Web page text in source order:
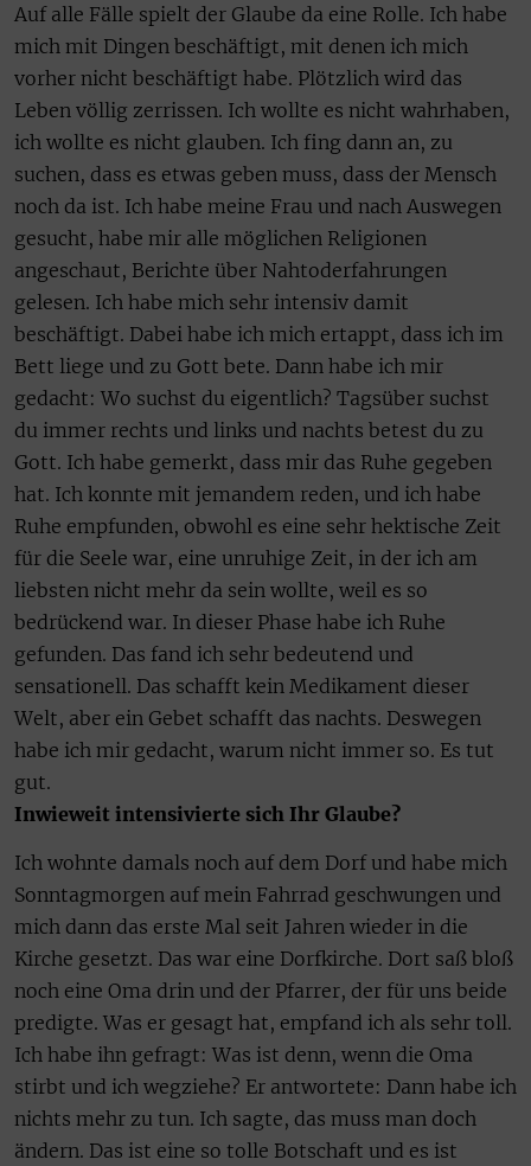
Auf alle Fälle spielt der Glaube da eine Rolle. Ich habe
mich mit Dingen beschäftigt, mit denen ich mich
vorher nicht beschäftigt habe. Plötzlich wird das
Leben völlig zerrissen. Ich wollte es nicht wahrhaben,
ich wollte es nicht glauben. Ich fing dann an, zu
suchen, dass es etwas geben muss, dass der Mensch
noch da ist. Ich habe meine Frau und nach Auswegen
gesucht, habe mir alle möglichen Religionen
angeschaut, Berichte über Nahtoderfahrungen
gelesen. Ich habe mich sehr intensiv damit
beschäftigt. Dabei habe ich mich ertappt, dass ich im
Bett liege und zu Gott bete. Dann habe ich mir
gedacht: Wo suchst du eigentlich? Tagsüber suchst
du immer rechts und links und nachts betest du zu
Gott. Ich habe gemerkt, dass mir das Ruhe gegeben
hat. Ich konnte mit jemandem reden, und ich habe
Ruhe empfunden, obwohl es eine sehr hektische Zeit
für die Seele war, eine unruhige Zeit, in der ich am
liebsten nicht mehr da sein wollte, weil es so
bedrückend war. In dieser Phase habe ich Ruhe
gefunden. Das fand ich sehr bedeutend und
sensationell. Das schafft kein Medikament dieser
Welt, aber ein Gebet schafft das nachts. Deswegen
habe ich mir gedacht, warum nicht immer so. Es tut
gut.
Inwieweit intensivierte sich Ihr Glaube?
Ich wohnte damals noch auf dem Dorf und habe mich
Sonntagmorgen auf mein Fahrrad geschwungen und
mich dann das erste Mal seit Jahren wieder in die
Kirche gesetzt. Das war eine Dorfkirche. Dort saß bloß
noch eine Oma drin und der Pfarrer, der für uns beide
predigte. Was er gesagt hat, empfand ich als sehr toll.
Ich habe ihn gefragt: Was ist denn, wenn die Oma
stirbt und ich wegziehe? Er antwortete: Dann habe ich
nichts mehr zu tun. Ich sagte, das muss man doch
ändern. Das ist eine so tolle Botschaft und es ist